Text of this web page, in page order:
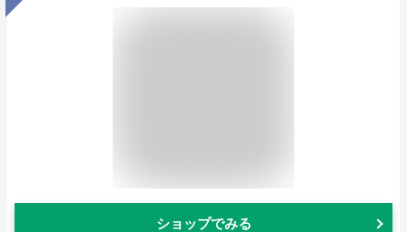
ショップでみる